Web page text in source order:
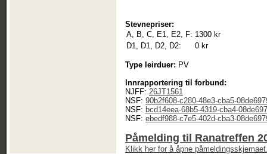
Stevnepriser:
A, B, C, E1, E2, F: 1300 kr
D1, D1, D2, D2:
0 kr
Type leirduer: PV
Innrapportering til forbund:
NJFF: 26JT1561
NSF: 90b2f608-c280-48e3-cba5-
NSF: bcd14eea-68b5-4319-cba4-
NSF: ebedf988-c7e5-402d-cba3-
Påmelding til Ranatreffen
Klikk her for å åpne